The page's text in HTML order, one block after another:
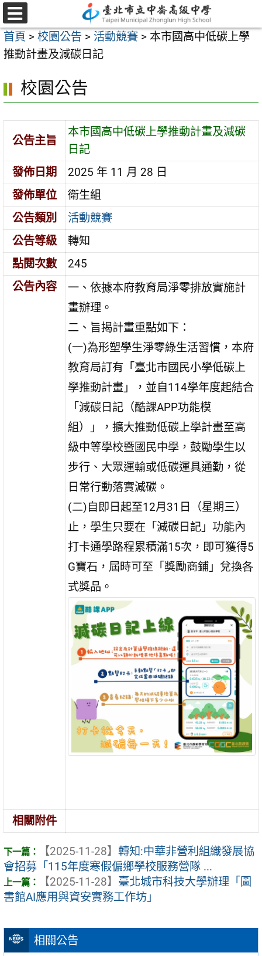
跳
至
主
要
容
選
單
首頁 > 校園公告 > 活動競賽 > 本市國高中低碳上學
推動計畫及減碳日記
相關公告
校園公告
公告主旨
本市國高中低碳上學推動計畫及減碳
日記
發佈日期
2025 年 11 月 28 日
發佈單位
衛生組
公告類別
活動競賽
公告等級
轉知
點閱次數
245
公告內容
一、依據本府教育局淨零排放實施計
畫辦理。
二、旨揭計畫重點如下：
(一)為形塑學生淨零綠生活習慣，本府
教育局訂有「臺北市國民小學低碳上
學推動計畫」，並自114學年度起結合
「減碳日記（酷課APP功能模
組）」，擴大推動低碳上學計畫至高
級中等學校暨國民中學，鼓勵學生以
步行、大眾運輸或低碳運具通勤，從
日常行動落實減碳。
(二)自即日起至12月31日（星期三）
止，學生只要在「減碳日記」功能內
打卡通學路程累積滿15次，即可獲得5
G寶石，屆時可至「獎勵商鋪」兌換各
式獎品。
相關附件
【2025-11-28】 轉知:中華非營利組織發展協
會招募「115年度寒假偏鄉學校服務營隊 ...
【2025-11-28】 臺北城市科技大學辦理「圖
書館AI應用與資安實務工作坊」